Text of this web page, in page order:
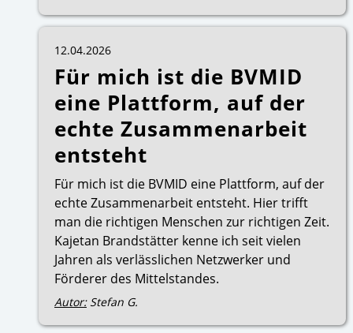
12.04.2026
Für mich ist die BVMID
eine Plattform, auf der
echte Zusammenarbeit
entsteht
Für mich ist die BVMID eine Plattform, auf der
echte Zusammenarbeit entsteht. Hier trifft
man die richtigen Menschen zur richtigen Zeit.
Kajetan Brandstätter kenne ich seit vielen
Jahren als verlässlichen Netzwerker und
Förderer des Mittelstandes.
Autor:Stefan G.